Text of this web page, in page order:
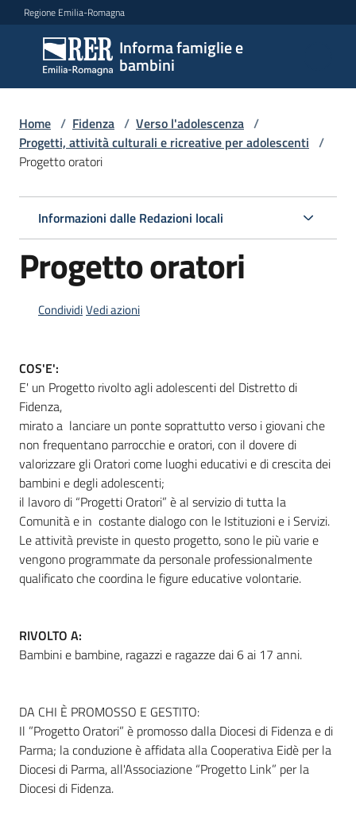
Vai al contenuto
Vai alla navigazione
Vai al footer
Regione Emilia-Romagna
Informa famiglie e
bambini
Informa
famiglie
e
bambini
Informazioni
locali
Newsletter
Home / Fidenza / Verso l'adolescenza /
Progetti, attività culturali e ricreative per adolescenti /
Progetto oratori
Informazioni dalle Redazioni locali
Progetto oratori
CondividiVedi azioni
COS'E':
E' un Progetto rivolto agli adolescenti del Distretto di
Fidenza,
mirato a lanciare un ponte soprattutto verso i giovani che
non frequentano parrocchie e oratori, con il dovere di
valorizzare gli Oratori come luoghi educativi e di crescita dei
bambini e degli adolescenti;
il lavoro di “Progetti Oratori” è al servizio di tutta la
Comunità e in costante dialogo con le Istituzioni e i Servizi.
Le attività previste in questo progetto, sono le più varie e
vengono programmate da personale professionalmente
qualificato che coordina le figure educative volontarie.
RIVOLTO A:
Bambini e bambine, ragazzi e ragazze dai 6 ai 17 anni.
DA CHI È PROMOSSO E GESTITO:
Il ”Progetto Oratori” è promosso dalla Diocesi di Fidenza e di
Parma; la conduzione è affidata alla Cooperativa Eidè per la
Diocesi di Parma, all'Associazione “Progetto Link” per la
Diocesi di Fidenza.